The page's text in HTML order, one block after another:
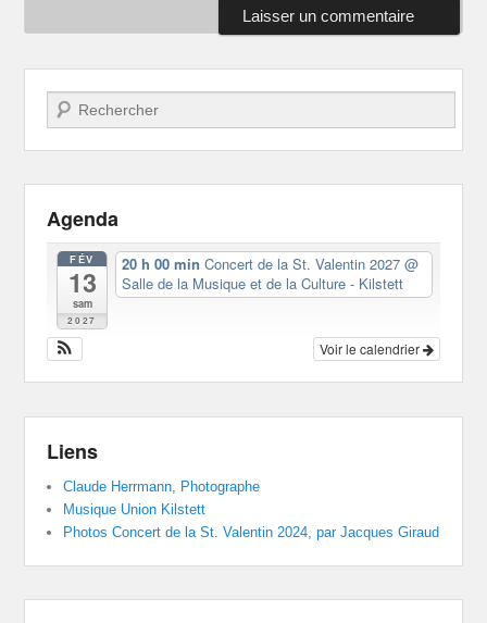
Recherche
Agenda
FÉV
13
sam
2027
20 h 00 min Concert de la St. Valentin 2027 @
Salle de la Musique et de la Culture - Kilstett
Voir le calendrier
Liens
Claude Herrmann, Photographe
Musique Union Kilstett
Photos Concert de la St. Valentin 2024, par Jacques Giraud